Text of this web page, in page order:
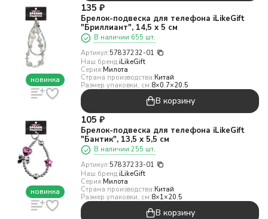
новинка
135 ₽
Брелок-подвеска для телефона iLikeGift
"Бриллиант", 14,5 х 5 см
В наличии 655 шт.
Артикул:57837232-01
Наш бренд:iLikeGift
Серия:Милота
Страна производства:Китай
Размер упаковки, см:8×0.7×20.5
В корзину
новинка
105 ₽
Брелок-подвеска для телефона iLikeGift
"Бантик", 13,5 х 5,5 см
В наличии 255 шт.
Артикул:57837233-01
Наш бренд:iLikeGift
Серия:Милота
Страна производства:Китай
Размер упаковки, см:8×1×20.5
В корзину